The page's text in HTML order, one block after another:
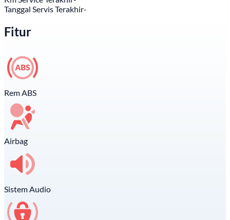
Tanggal Servis Terakhir-
Fitur
Rem ABS
Airbag
Sistem Audio